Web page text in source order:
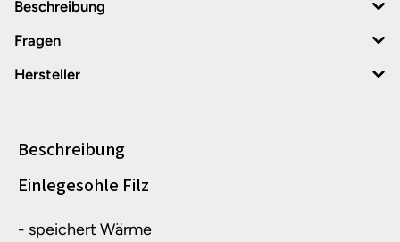
Beschreibung
Fragen
Hersteller
Beschreibung
Produktinformationen
Einlegesohle Filz
- speichert Wärme